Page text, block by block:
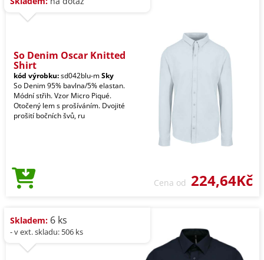
So Denim Oscar Knitted
Shirt
kód výrobku:sd042blu-mSky
So Denim 95% bavlna/5% elastan.
Módní střih. Vzor Micro Piqué.
Otočený lem s prošíváním. Dvojité
prošití bočních švů, ru
Cena od 224,64Kč
Skladem: 6 ks
- v ext. skladu: 506 ks